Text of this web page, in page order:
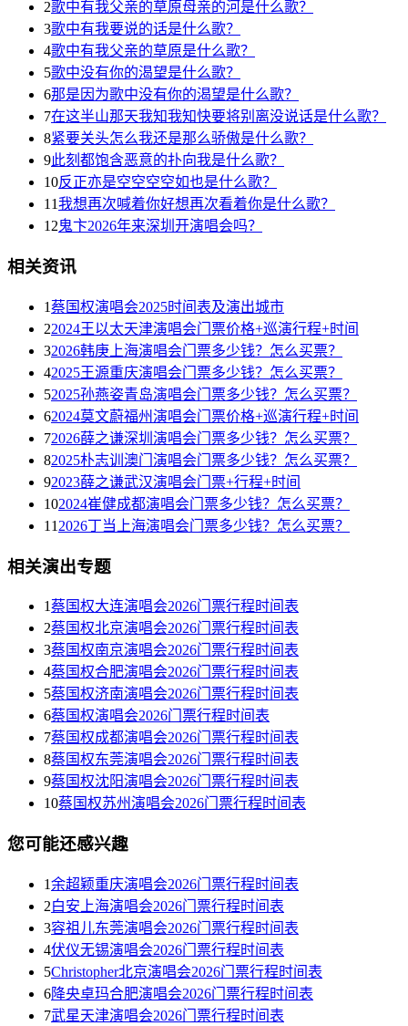
2歌中有我父亲的草原母亲的河是什么歌？
3歌中有我要说的话是什么歌？
4歌中有我父亲的草原是什么歌？
5歌中没有你的渴望是什么歌？
6那是因为歌中没有你的渴望是什么歌？
7在这半山那天我知我知快要将别离没说话是什么歌？
8紧要关头怎么我还是那么骄傲是什么歌？
9此刻都饱含恶意的扑向我是什么歌？
10反正亦是空空空空如也是什么歌？
11我想再次喊着你好想再次看着你是什么歌？
12鬼卞2026年来深圳开演唱会吗？
相关资讯
1蔡国权演唱会2025时间表及演出城市
22024王以太天津演唱会门票价格+巡演行程+时间
32026韩庚上海演唱会门票多少钱？怎么买票？
42025王源重庆演唱会门票多少钱？怎么买票？
52025孙燕姿青岛演唱会门票多少钱？怎么买票？
62024莫文蔚福州演唱会门票价格+巡演行程+时间
72026薛之谦深圳演唱会门票多少钱？怎么买票？
82025朴志训澳门演唱会门票多少钱？怎么买票？
92023薛之谦武汉演唱会门票+行程+时间
102024崔健成都演唱会门票多少钱？怎么买票？
11 2026丁当上海演唱会门票多少钱？怎么买票？
相关演出专题
1蔡国权大连演唱会2026门票行程时间表
2蔡国权北京演唱会2026门票行程时间表
3蔡国权南京演唱会2026门票行程时间表
4蔡国权合肥演唱会2026门票行程时间表
5蔡国权济南演唱会2026门票行程时间表
6蔡国权演唱会2026门票行程时间表
7蔡国权成都演唱会2026门票行程时间表
8蔡国权东莞演唱会2026门票行程时间表
9蔡国权沈阳演唱会2026门票行程时间表
10蔡国权苏州演唱会2026门票行程时间表
您可能还感兴趣
1余超颖重庆演唱会2026门票行程时间表
2白安上海演唱会2026门票行程时间表
3容祖儿东莞演唱会2026门票行程时间表
4伏仪无锡演唱会2026门票行程时间表
5Christopher北京演唱会2026门票行程时间表
6降央卓玛合肥演唱会2026门票行程时间表
7武星天津演唱会2026门票行程时间表